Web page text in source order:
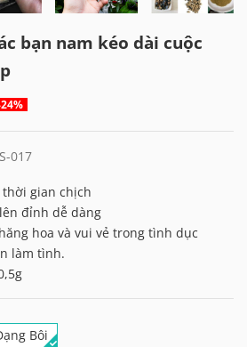
bạn nam kéo dài cuộc
017
gian chịch
đỉnh dễ dàng
hoa và vui vẻ trong tình dục
làm tình.
Bôi